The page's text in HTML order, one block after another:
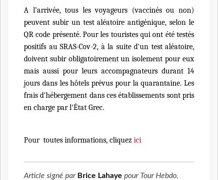
A l’arrivée, tous les voyageurs (vaccinés ou non)
peuvent subir un test aléatoire antigénique, selon le
QR code présenté. Pour les touristes qui ont été testés
positifs au SRAS-Cov-2, à la suite d'un test aléatoire,
doivent subir obligatoirement un isolement pour eux
mais aussi pour leurs accompagnateurs durant 14
jours dans les hôtels prévus pour la quarantaine. Les
frais d'hébergement dans ces établissements sont pris
en charge par l'État Grec.
Pour toutes informations, cliquez ici
Article signé par Brice Lahaye pour Tour Hebdo.